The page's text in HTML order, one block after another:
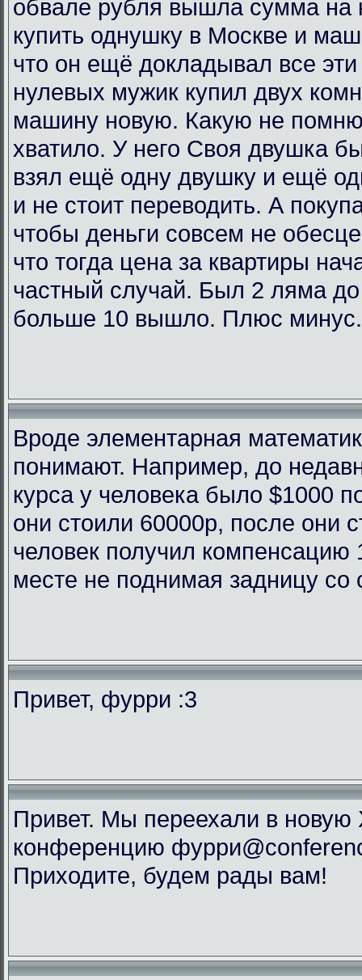
обвале рубля вышла сумма на
купить однушку в Москве и
что он ещё докладывал все
нулевых мужик купил двух
машину новую. Какую не
хватило. У него Своя двушка
взял ещё одну двушку и ещё
и не стоит переводить. А
чтобы деньги совсем не
что тогда цена за квартиры
частный случай. Был 2 ляма
больше 10 вышло. Плюс минус.
Вроде элементарная
понимают. Например, до
курса у человека было $1000
они стоили 60000р, после они
человек получил компенсацию
месте не поднимая задницу со
Привет, фурри :3
Привет. Мы переехали в новую
конференцию
Приходите, будем рады вам!